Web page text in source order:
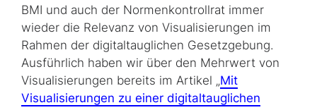
BMI und auch der Normenkontrollrat immer
wieder die Relevanz von Visualisierungen im
Rahmen der digitaltauglichen Gesetz­gebung.
Ausführlich haben wir über den Mehrwert von
Visualisierungen bereits im Artikel „Mit
Visualisierungen zu einer digitaltauglichen